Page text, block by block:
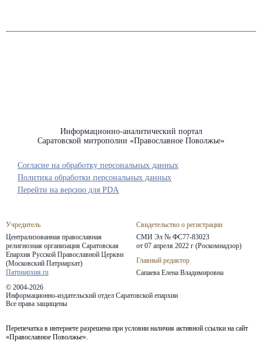
Информационно-аналитический портал
Саратовской митрополии «Православное Поволжье»
Учредитель
Централизованная православная
религиозная организация Саратовская
Епархия Русской Православной Церкви
(Московский Патриархат)
Патриархия.ru
Свидетельство о регистрации
СМИ Эл № ФС77-83023
от 07 апреля 2022 г (Роскомнадзор)
Главный редактор
Сапаева Елена Владимировна
© 2004-2026
Информационно-издательский отдел Саратовской епархии
Все права защищены
Согласие на обработку персональных данных
Политика обработки персональных данных
Перепечатка в интернете разрешена при условии наличия активной ссылки на сайт
«Православное Поволжье».
Перейти на версию для PDA